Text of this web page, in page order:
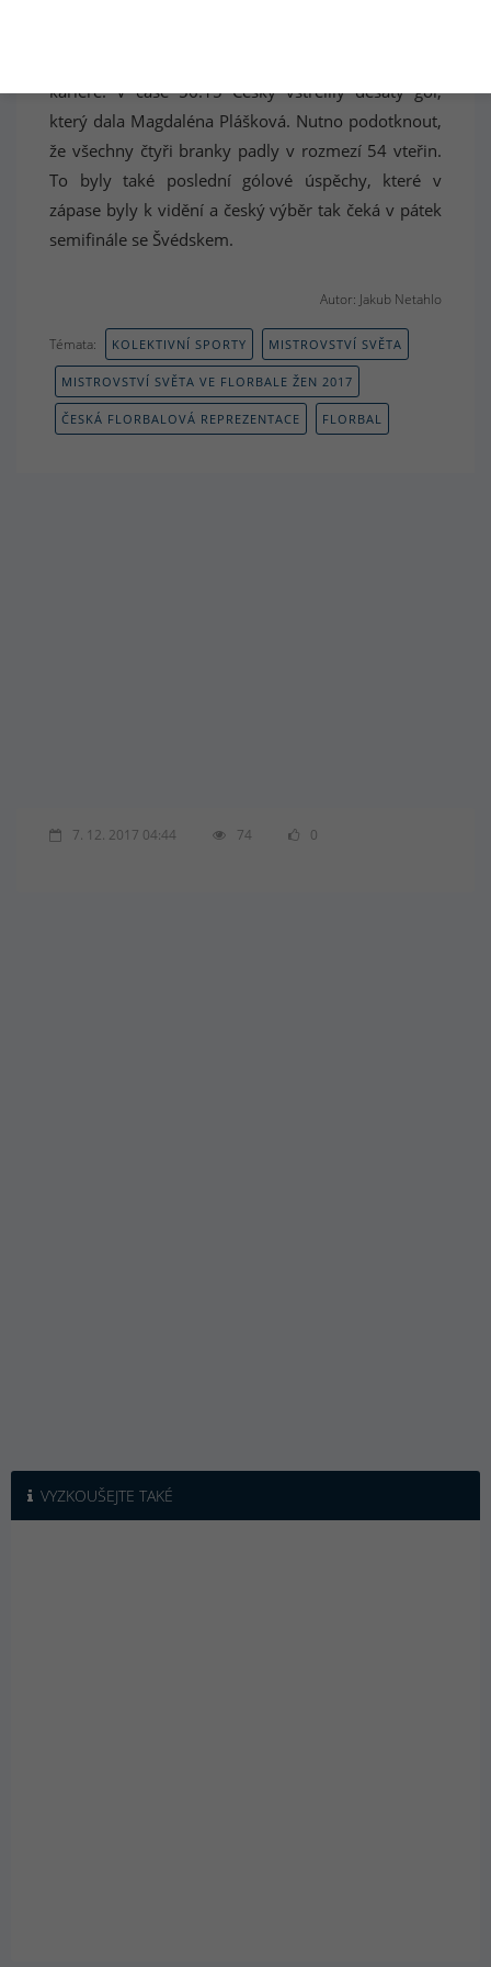
kariéře. V čase 56:15 Češky vstřelily desátý gól,
který dala Magdaléna Plášková. Nutno podotknout,
že všechny čtyři branky padly v rozmezí 54 vteřin.
To byly také poslední gólové úspěchy, které v
zápase byly k vidění a český výběr tak čeká v pátek
semifinále se Švédskem.
Autor: Jakub Netahlo
Témata: KOLEKTIVNÍ SPORTY MISTROVSTVÍ SVĚTA
MISTROVSTVÍ SVĚTA VE FLORBALE ŽEN 2017
ČESKÁ FLORBALOVÁ REPREZENTACE FLORBAL
7. 12. 2017 04:44 74 0
VYZKOUŠEJTE TAKÉ